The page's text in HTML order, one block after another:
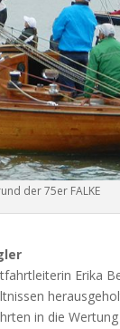
der 75er FALKE
Erika
in die